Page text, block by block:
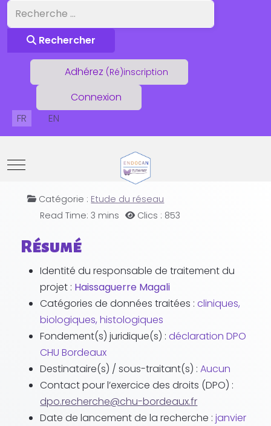
Rechercher
Rechercher
Adhérez (Ré)inscription
Connexion
Sélectionnez votre langue
FR EN
Mobile Menu Toggle
DTC PEDIA
Catégorie : Etude du réseau
Read Time: 3 mins
Clics : 853
Résumé
Identité du responsable de traitement du
projet : Haissaguerre Magali
Catégories de données traitées :cliniques,
biologiques, histologiques
Fondement(s) juridique(s) :déclaration DPO
CHU Bordeaux
Destinataire(s) / sous-traitant(s) :Aucun
Contact pour l’exercice des droits (DPO) :
dpo.recherche@chu-bordeaux.fr
Date de lancement de la recherche :janvier